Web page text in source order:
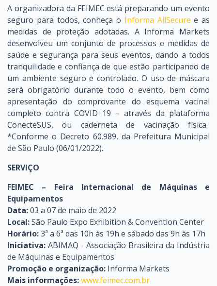
A organizadora da FEIMEC está preparando um evento
seguro para todos, conheça o Informa AllSecure e as
medidas de proteção adotadas. A Informa Markets
desenvolveu um conjunto de processos e medidas de
saúde e segurança para seus eventos, dando a todos
tranquilidade e confiança de que estão participando de
um ambiente seguro e controlado. O uso de máscara
será obrigatório durante todo o evento, bem como
apresentação do comprovante do esquema vacinal
completo contra COVID 19 – através da plataforma
ConecteSUS, ou caderneta de vacinação física.
*Conforme o Decreto 60.989, da Prefeitura Municipal
de São Paulo (06/01/2022).
SERVIÇO
FEIMEC – Feira Internacional de Máquinas e
Equipamentos
Data:03 a 07 de maio de 2022
Local:São Paulo Expo Exhibition & Convention Center
Horário:3ª a 6ª das 10h às 19h e sábado das 9h às 17h
Iniciativa: ABIMAQ - Associação Brasileira da Indústria
de Máquinas e Equipamentos
Promoção e organização: Informa Markets
Mais informações:www.feimec.com.br